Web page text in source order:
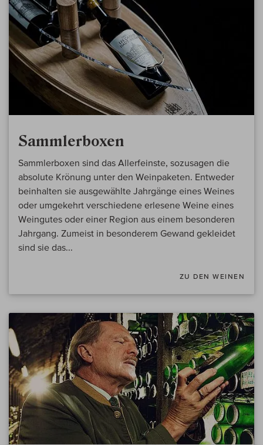
Sammlerboxen
Sammlerboxen sind das Allerfeinste, sozusagen die
absolute Krönung unter den Weinpaketen. Entweder
beinhalten sie ausgewählte Jahrgänge eines Weines
oder umgekehrt verschiedene erlesene Weine eines
Weingutes oder einer Region aus einem besonderen
Jahrgang. Zumeist in besonderem Gewand gekleidet
sind sie das...
ZU DEN WEINEN